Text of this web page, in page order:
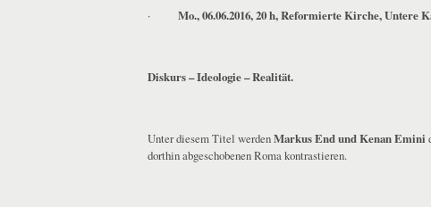
· Mo., 06.06.2016, 20 h, Reformierte Kirche, Untere
Diskurs – Ideologie – Realität.
Unter diesem Titel werdenMarkus End und Kenan Emini
dorthin abgeschobenen Roma kontrastieren.